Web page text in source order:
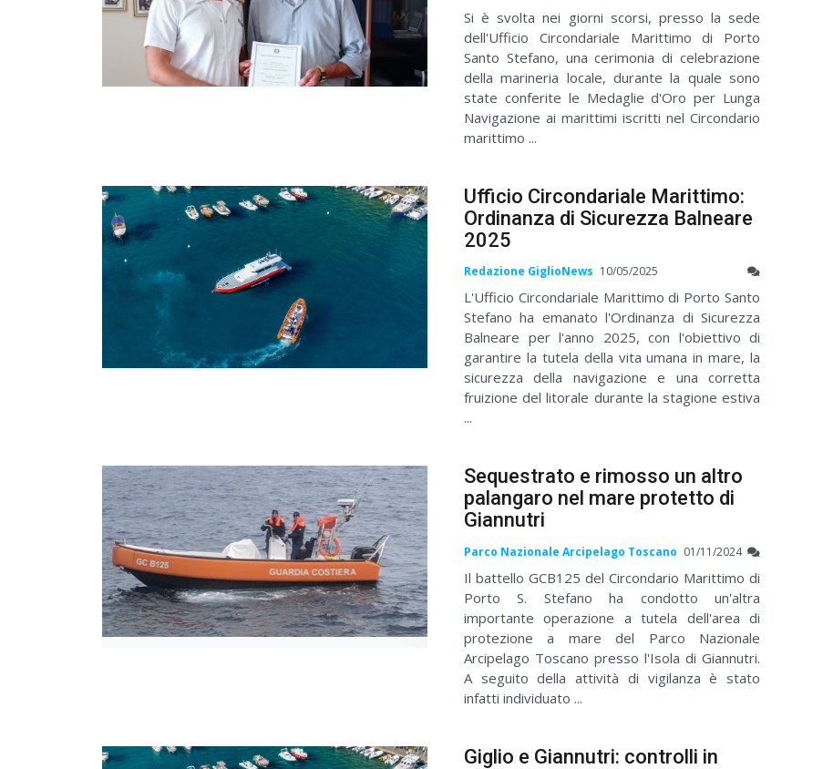
Si è svolta nei giorni scorsi, presso la sede
dell'Ufficio Circondariale Marittimo di Porto
Santo Stefano, una cerimonia di celebrazione
della marineria locale, durante la quale sono
state conferite le Medaglie d'Oro per Lunga
Navigazione ai marittimi iscritti nel Circondario
marittimo ...
Ufficio Circondariale Marittimo:
Ordinanza di Sicurezza Balneare
2025
Redazione GiglioNews 10/05/2025
L'Ufficio Circondariale Marittimo di Porto Santo
Stefano ha emanato l'Ordinanza di Sicurezza
Balneare per l'anno 2025, con l'obiettivo di
garantire la tutela della vita umana in mare, la
sicurezza della navigazione e una corretta
fruizione del litorale durante la stagione estiva
...
Sequestrato e rimosso un altro
palangaro nel mare protetto di
Giannutri
Parco Nazionale Arcipelago Toscano 01/11/2024
Il battello GCB125 del Circondario Marittimo di
Porto S. Stefano ha condotto un'altra
importante operazione a tutela dell'area di
protezione a mare del Parco Nazionale
Arcipelago Toscano presso l'Isola di Giannutri.
A seguito della attività di vigilanza è stato
infatti individuato ...
Giglio e Giannutri: controlli in